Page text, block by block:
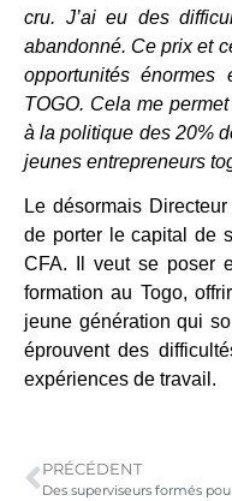
cru. J’ai eu des
abandonné. Ce prix et
opportunités
TOGO. Cela me
à la politique des 20%
jeunes entrepreneurs
Le désormais
de porter le capital de
CFA. Il veut se poser
formation au Togo,
jeune génération qui
éprouvent des
expériences de travail.
PRÉCÉDENT